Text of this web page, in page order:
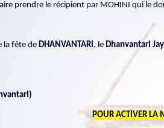
prendre le récipient par MOHINI qui le
la fête de DHANVANTARI , le Dhanvantari
POUR ACTIVER LA